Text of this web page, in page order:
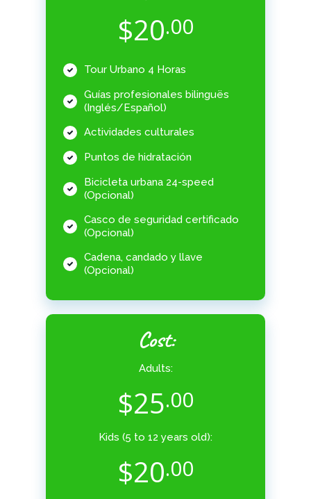
$20.00
Tour Urbano 4 Horas
Guías profesionales bilinguës
(Inglés/Español)
Actividades culturales
Puntos de hidratación
Bicicleta urbana 24-speed
(Opcional)
Casco de seguridad certificado
(Opcional)
Cadena, candado y llave
(Opcional)
Cost:
Adults:
$25.00
Kids (5 to 12 years old):
$20.00